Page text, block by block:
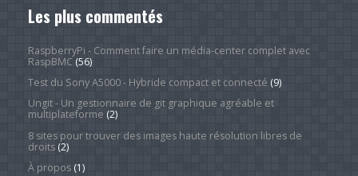
Les plus commentés
RaspberryPi - Comment faire un média-center complet avec
RaspBMC(56)
Test du Sony A5000 - Hybride compact et connecté (9)
Ungit - Un gestionnaire de git graphique agréable et
multiplateforme (2)
8 sites pour trouver des images haute résolution libres de
droits(2)
À propos(1)